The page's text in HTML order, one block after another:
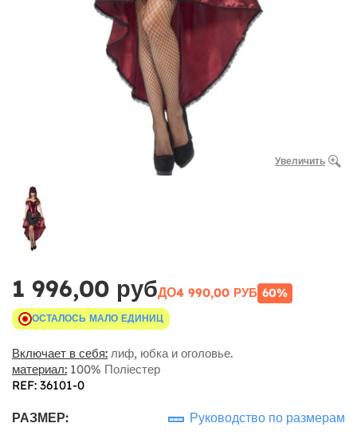
Увеличить
1 996,00 рубДО4 990,00 РУБ 60%
ОСТАЛОСЬ МАЛО ЕДИНИЦ
Включает в себя: лиф, юбка и оголовье.
материал: 100% Поліестер
REF: 36101-0
РАЗМЕР: Руководство по размерам